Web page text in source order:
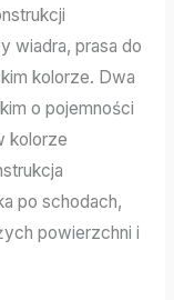
wiadra, prasa do
kolorze. Dwa
o pojemności
kolorze
po schodach,
powierzchni i